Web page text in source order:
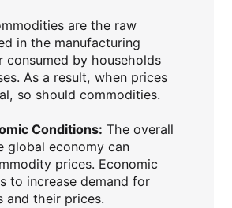
are the raw
in the manufacturing
consumed by households
As a result, when prices
so should commodities.
Conditions: The overall
global economy can
prices. Economic
to increase demand for
and their prices.